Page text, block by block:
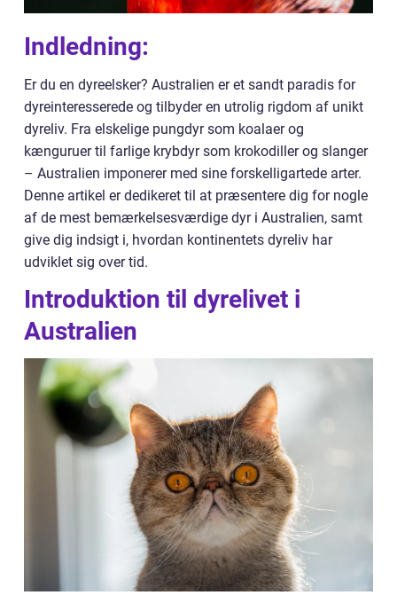
Indledning:
Er du en dyreelsker? Australien er et sandt paradis for
dyreinteresserede og tilbyder en utrolig rigdom af unikt
dyreliv. Fra elskelige pungdyr som koalaer og
kænguruer til farlige krybdyr som krokodiller og slanger
– Australien imponerer med sine forskelligartede arter.
Denne artikel er dedikeret til at præsentere dig for nogle
af de mest bemærkelsesværdige dyr i Australien, samt
give dig indsigt i, hvordan kontinentets dyreliv har
udviklet sig over tid.
Introduktion til dyrelivet i
Australien